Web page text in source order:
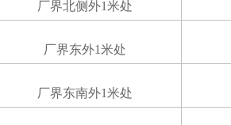
厂界北侧外1米处
厂界东外1米处
厂界东南外1米处